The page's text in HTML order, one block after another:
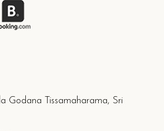
Godana Tissamaharama, Sri